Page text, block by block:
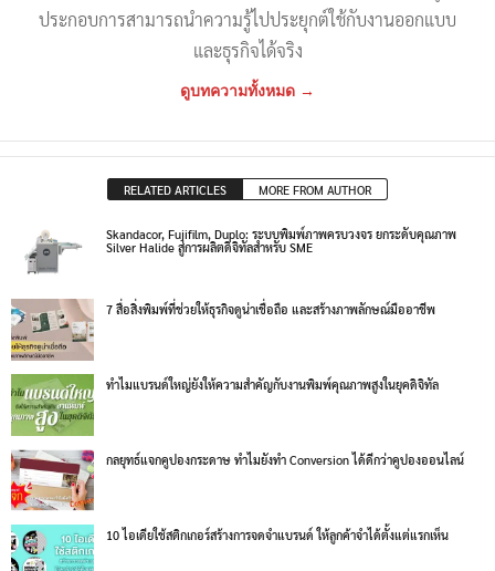
ประกอบการสามารถนำความรู้ไปประยุกต์ใช้กับงานออกแบบ
และธุรกิจได้จริง
ดูบทความทั้งหมด →
RELATED ARTICLES MORE FROM AUTHOR
Skandacor, Fujifilm, Duplo: ระบบพิมพ์ภาพครบวงจร ยกระดับคุณภาพ
Silver Halide สู่การผลิตดิจิทัลสำหรับ SME
7 สื่อสิ่งพิมพ์ที่ช่วยให้ธุรกิจดูน่าเชื่อถือ และสร้างภาพลักษณ์มืออาชีพ
ทำไมแบรนด์ใหญ่ยังให้ความสำคัญกับงานพิมพ์คุณภาพสูงในยุคดิจิทัล
กลยุทธ์แจกคูปองกระดาษ ทำไมยังทำ Conversion ได้ดีกว่าคูปองออนไลน์
10 ไอเดียใช้สติกเกอร์สร้างการจดจำแบรนด์ ให้ลูกค้าจำได้ตั้งแต่แรกเห็น